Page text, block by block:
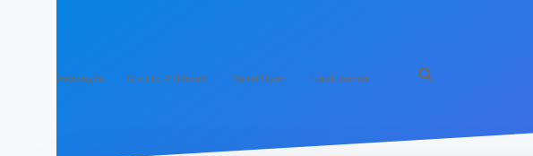
Anasayfa Gizlilik Politikası Yasal Uyarı Hakkımızda